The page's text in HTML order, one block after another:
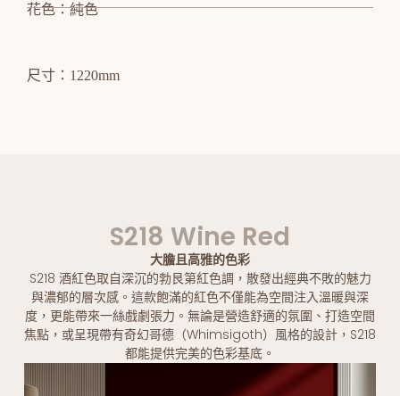
花色：純色
尺寸：1220mm
S218 Wine Red
大膽且高雅的色彩
S218 酒紅色取自深沉的勃艮第紅色調，散發出經典不敗的魅力
與濃郁的層次感。這款飽滿的紅色不僅能為空間注入溫暖與深
度，更能帶來一絲戲劇張力。無論是營造舒適的氛圍、打造空間
焦點，或呈現帶有奇幻哥德（Whimsigoth）風格的設計，S218
都能提供完美的色彩基底。